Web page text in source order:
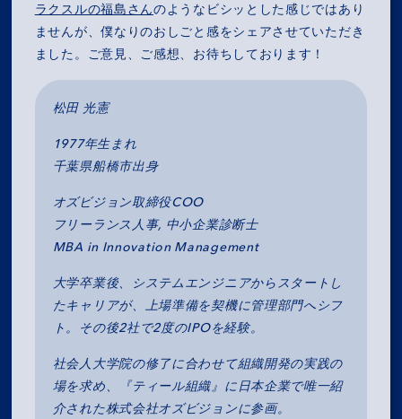
COMPANY
SERVICES
RECRUIT
NEWS
OZ MEDIA
ラクスルの福島さんのようなビシッとした感じではあり
ませんが、僕なりのおしごと感をシェアさせていただき
ました。ご意見、ご感想、お待ちしております！
松田 光憲
1977年生まれ
千葉県船橋市出身
オズビジョン取締役COO
フリーランス人事, 中小企業診断士
MBA in Innovation Management
大学卒業後、システムエンジニアからスタートし
たキャリアが、上場準備を契機に管理部門へシフ
ト。その後2社で2度のIPOを経験。
社会人大学院の修了に合わせて組織開発の実践の
場を求め、『ティール組織』に日本企業で唯一紹
介された株式会社オズビジョンに参画。